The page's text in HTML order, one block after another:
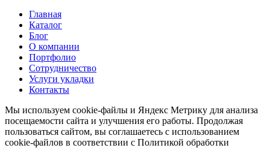
Главная
Каталог
Блог
О компании
Портфолио
Сотрудничество
Услуги укладки
Контакты
Мы используем cookie-файлы и Яндекс Метрику для анализа
посещаемости сайта и улучшения его работы. Продолжая
пользоваться сайтом, вы соглашаетесь с использованием
cookie-файлов в соответствии с Политикой обработки